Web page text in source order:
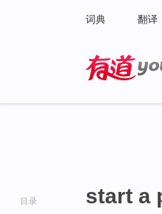
词典 翻译
目录 start a